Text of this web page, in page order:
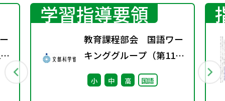
学習指導要領
教育課程部会 国語ワー
キンググループ（第11
回） 配付資料
小 中 高 国語